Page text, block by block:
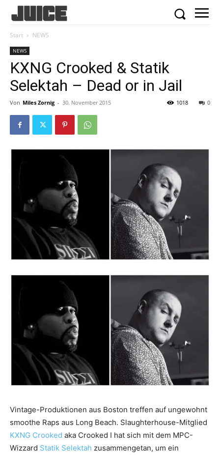
Start NEWS
NEWS
KXNG Crooked & Statik
Selektah – Dead or in Jail
Von Miles Zornig - 30. November 2015 0
1018
Vintage-Produktionen aus Boston treffen auf ungewohnt
smoothe Raps aus Long Beach. Slaughterhouse-Mitglied
KXNG Crooked aka Crooked I hat sich mit dem MPC-
Wizzard Statik Selektah zusammengetan, um ein